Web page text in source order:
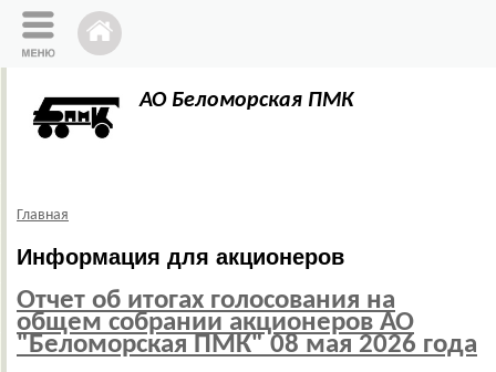
АО Беломорская ПМК
Главная
Информация для акционеров
Отчет об итогах голосования на
общем собрании акционеров АО
"Беломорская ПМК" 08 мая 2026 года